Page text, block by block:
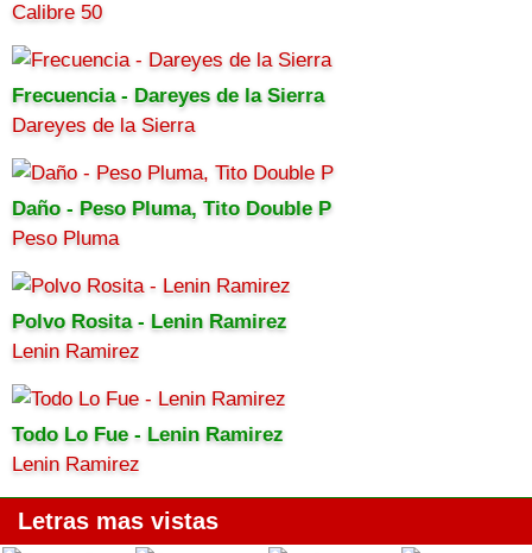
Calibre 50
Frecuencia - Dareyes de la Sierra
Dareyes de la Sierra
Daño - Peso Pluma, Tito Double P
Peso Pluma
Polvo Rosita - Lenin Ramirez
Lenin Ramirez
Todo Lo Fue - Lenin Ramirez
Lenin Ramirez
Letras mas vistas